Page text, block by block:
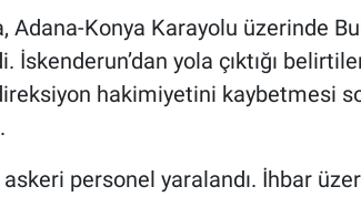
Adana-Konya Karayolu üzerinde
İskenderun’dan yola çıktığı
hakimiyetini kaybetmesi
personel yaralandı. İhbar